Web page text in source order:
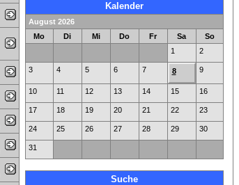
Kalender
August 2026
Mo
Di Mi Do Fr Sa
So
1
2
3 4 5 6 7 8 9
10 11 12 13 14 15 16
17 18 19 20 21 22 23
24 25 26 27 28 29 30
31
Suche